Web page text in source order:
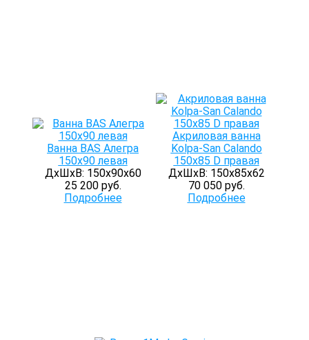
Ванна BAS Алегра
150х90 левая
ДхШхВ: 150х90х60
25 200 руб.
Подробнее
Акриловая ванна
Kolpa-San Calando
150х85 D правая
ДхШхВ: 150х85х62
70 050 руб.
Подробнее